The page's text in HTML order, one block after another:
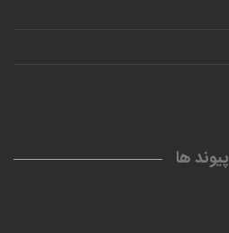
پیوند ها